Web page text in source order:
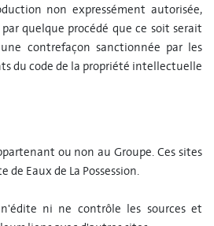
non expressément autorisée,
quelque procédé que ce soit serait
contrefaçon sanctionnée par les
du code de la propriété intellectuelle
ou non au Groupe. Ces sites
Eaux de La Possession.
n'édite ni ne contrôle les sources et